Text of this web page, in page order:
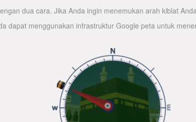
dua cara. Jika Anda ingin menemukan arah kiblat
dapat menggunakan infrastruktur Google peta untuk